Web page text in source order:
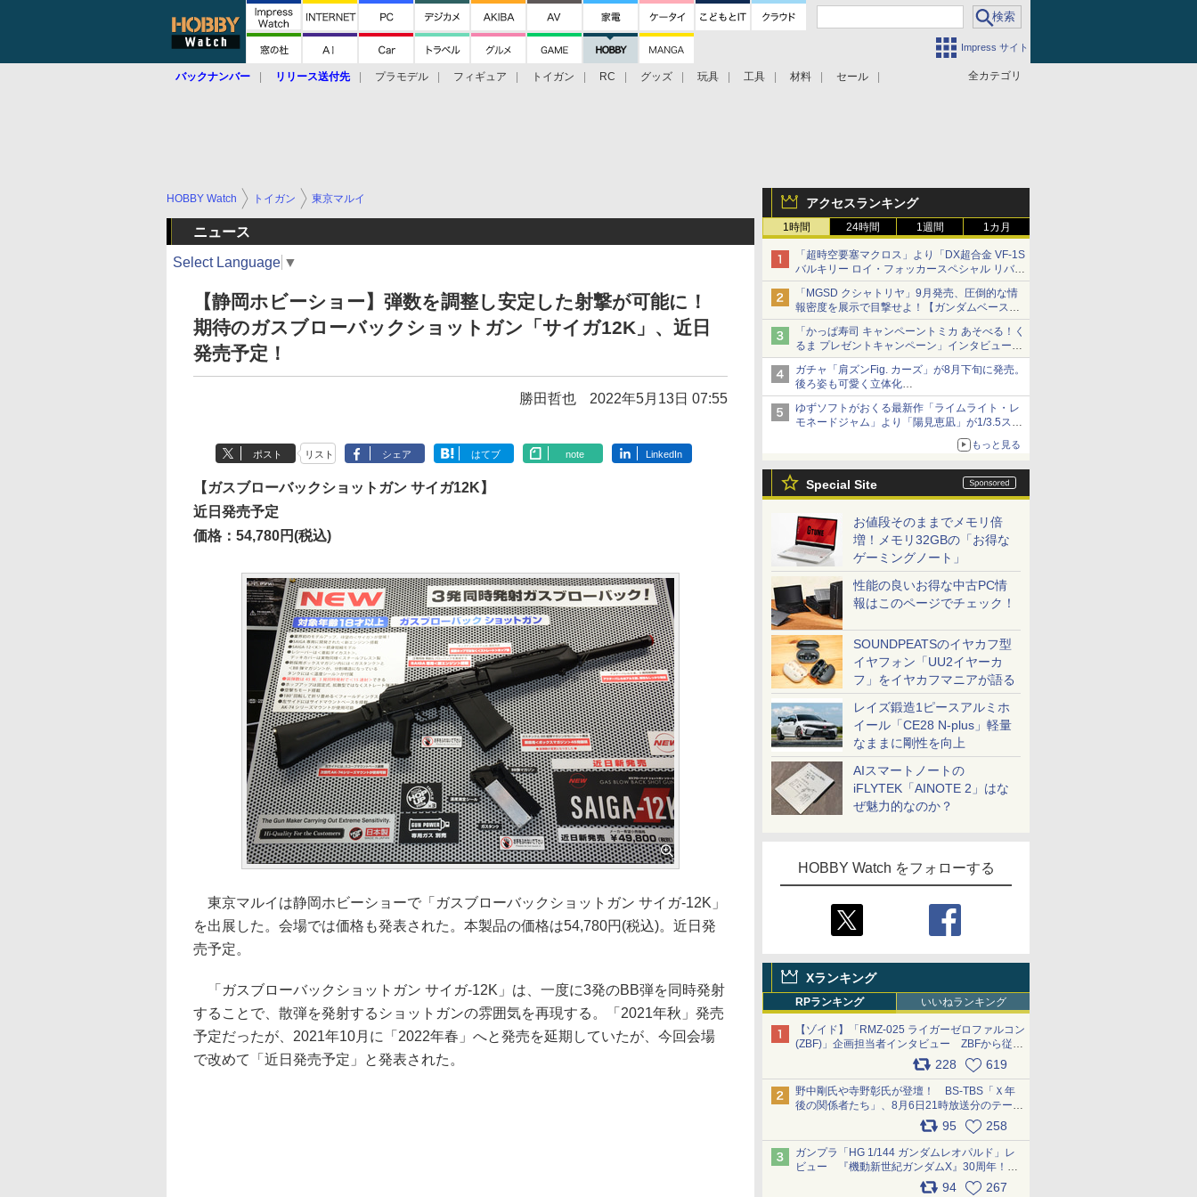
Impress サイト
全カテゴリ
バックナンバー リリース送付先 プラモデル フィギュア トイガン RC グッズ 玩具 工具 材料 セール
アクセスランキング
1時間 24時間 1週間 1カ月
「超時空要塞マクロス」より「DX超合金 VF-1S
バルキリー ロイ・フォッカースペシャル リバイ
バルVer.」本日発売！
「MGSD クシャトリヤ」9月発売、圧倒的な情
報密度を展示で目撃せよ！【ガンダムベース撮
り下ろし】
「かっぱ寿司 キャンペーントミカ あそべる！く
るま プレゼントキャンペーン」インタビュー
子どもが楽しめるかっぱ寿司ならではの体験と
コラボの楽しさを追求
ガチャ「肩ズンFig. カーズ」が8月下旬に発売。
後ろ姿も可愛く立体化
ライトニング・マックィーンやメーターなど4
種がラインナップ
ゆずソフトがおくる最新作「ライムライト・レ
モネードジャム」より「陽見恵凪」が1/3.5スケ
メガネ姿も表現できるオプションパーツが付属
もっと見る
Special Site
お値段そのままでメモリ倍
増！メモリ32GBの「お得な
ゲーミングノート」
性能の良いお得な中古PC情
報はこのページでチェック！
SOUNDPEATSのイヤカフ型
イヤフォン「UU2イヤーカ
フ」をイヤカフマニアが語る
レイズ鍛造1ピースアルミホ
イール「CE28 N-plus」軽量
なままに剛性を向上
AIスマートノートの
iFLYTEK「AINOTE 2」はな
ぜ魅力的なのか？
HOBBY Watch をフォローする
Xランキング
RPランキング いいねランキング
【ゾイド】「RMZ-025 ライガーゼロファルコン
(ZBF)」企画担当者インタビュー ZBFから従来
デザインまで再現可能なボリューム満点のキッ
ト pic.x.com/6zOqQAQKkX
228 619
野中剛氏や寺野彰氏が登壇！ BS-TBS「Ｘ年
後の関係者たち」、8月6日21時放送分のテーマ
は「超合金」！ pic.x.com/uWyt1uyuFm
95 258
ガンプラ「HG 1/144 ガンダムレオパルド」レ
ビュー 『機動新世紀ガンダムX』30周年！イ
ンナーアームガトリングの変形機構まで再現し
94 267
HOBBY Watch トイガン 東京マルイ
ニュース
Select Language ▼
【静岡ホビーショー】弾数を調整し安定した射撃が可能に！
期待のガスブローバックショットガン「サイガ12K」、近日
発売予定！
勝田哲也 2022年5月13日 07:55
ポスト リスト シェア はてブ note LinkedIn
【ガスブローバックショットガン サイガ12K】
近日発売予定
価格：54,780円(税込)
東京マルイは静岡ホビーショーで「ガスブローバックショットガン サイガ-12K」
を出展した。会場では価格も発表された。本製品の価格は54,780円(税込)。近日発
売予定。
「ガスブローバックショットガン サイガ-12K」は、一度に3発のBB弾を同時発射
することで、散弾を発射するショットガンの雰囲気を再現する。「2021年秋」発売
予定だったが、2021年10月に「2022年春」へと発売を延期していたが、今回会場
で改めて「近日発売予定」と発表された。